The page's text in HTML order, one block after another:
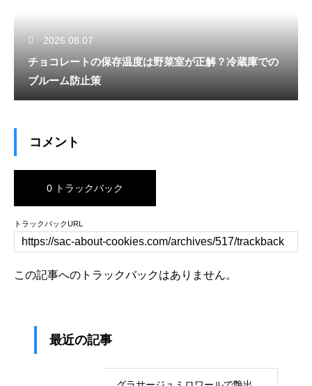
2026.08.07
チョコレートの保存温度は野菜室が正解？冷蔵庫での
ブルーム防止策
コメント
0 トラックバック
トラックバックURL
この記事へのトラックバックはありません。
最近の記事